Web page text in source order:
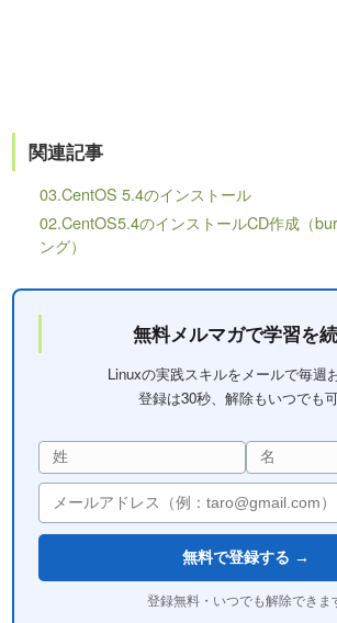
関連記事
03.CentOS 5.4のインストール
02.CentOS5.4のインストールCD作成（
ング）
無料メルマガで学習を
Linuxの実践スキルをメールで毎週
登録は30秒、解除もいつでも可
無料で登録する →
登録無料・いつでも解除できま